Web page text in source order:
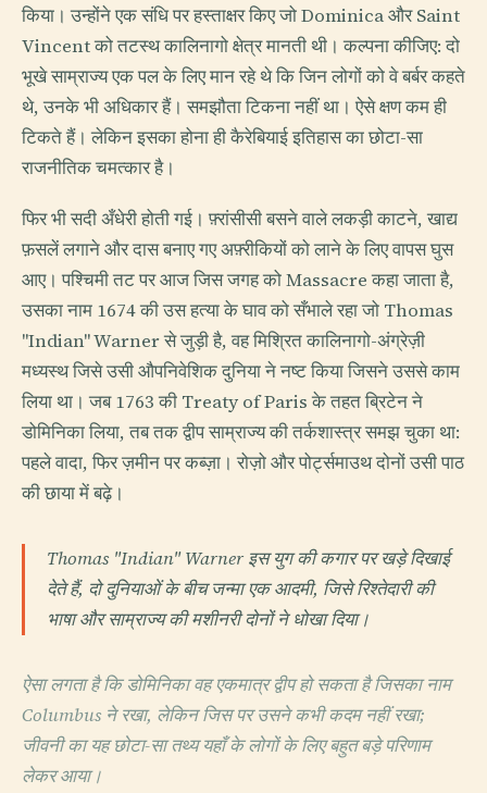
किया। उन्होंने एक संधि पर हस्ताक्षर किए जो Dominica और Saint
Vincent को तटस्थ कालिनागो क्षेत्र मानती थी। कल्पना कीजिए: दो
भूखे साम्राज्य एक पल के लिए मान रहे थे कि जिन लोगों को वे बर्बर कहते
थे, उनके भी अधिकार हैं। समझौता टिकना नहीं था। ऐसे क्षण कम ही
टिकते हैं। लेकिन इसका होना ही कैरेबियाई इतिहास का छोटा-सा
राजनीतिक चमत्कार है।
फिर भी सदी अँधेरी होती गई। फ़्रांसीसी बसने वाले लकड़ी काटने, खाद्य
फ़सलें लगाने और दास बनाए गए अफ़्रीकियों को लाने के लिए वापस घुस
आए। पश्चिमी तट पर आज जिस जगह को Massacre कहा जाता है,
उसका नाम 1674 की उस हत्या के घाव को सँभाले रहा जो Thomas
"Indian" Warner से जुड़ी है, वह मिश्रित कालिनागो-अंग्रेज़ी
मध्यस्थ जिसे उसी औपनिवेशिक दुनिया ने नष्ट किया जिसने उससे काम
लिया था। जब 1763 की Treaty of Paris के तहत ब्रिटेन ने
डोमिनिका लिया, तब तक द्वीप साम्राज्य की तर्कशास्त्र समझ चुका था:
पहले वादा, फिर ज़मीन पर कब्ज़ा। रोज़ो और पोर्ट्समाउथ दोनों उसी पाठ
की छाया में बढ़े।
Thomas "Indian" Warner इस युग की कगार पर खड़े दिखाई
देते हैं, दो दुनियाओं के बीच जन्मा एक आदमी, जिसे रिश्तेदारी की
भाषा और साम्राज्य की मशीनरी दोनों ने धोखा दिया।
ऐसा लगता है कि डोमिनिका वह एकमात्र द्वीप हो सकता है जिसका नाम
Columbus ने रखा, लेकिन जिस पर उसने कभी कदम नहीं रखा;
जीवनी का यह छोटा-सा तथ्य यहाँ के लोगों के लिए बहुत बड़े परिणाम
लेकर आया।